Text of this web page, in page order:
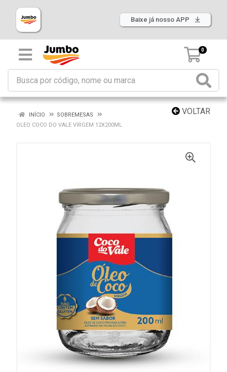
Baixe já nosso APP
0
VOLTAR
INÍCIO
SOBREMESAS
OLEO COCO DO VALE VIRGEM 12X200ML